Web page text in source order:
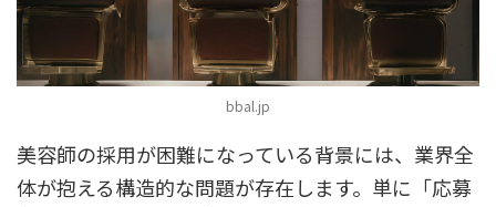
bbal.jp
美容師の採用が困難になっている背景には、業界全
体が抱える構造的な問題が存在します。単に「応募